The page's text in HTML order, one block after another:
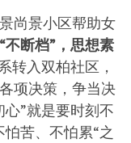
尚景小区帮助女
不断档”，思想素
转入双柏社区，
项决策，争当决
”就是要时刻不
苦、不怕累“之